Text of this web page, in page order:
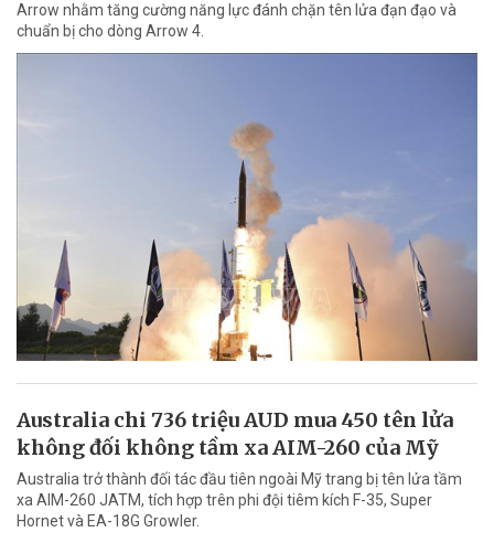
Arrow nhằm tăng cường năng lực đánh chặn tên lửa đạn đạo và
chuẩn bị cho dòng Arrow 4.
Australia chi 736 triệu AUD mua 450 tên lửa
không đối không tầm xa AIM-260 của Mỹ
Australia trở thành đối tác đầu tiên ngoài Mỹ trang bị tên lửa tầm
xa AIM-260 JATM, tích hợp trên phi đội tiêm kích F-35, Super
Hornet và EA-18G Growler.